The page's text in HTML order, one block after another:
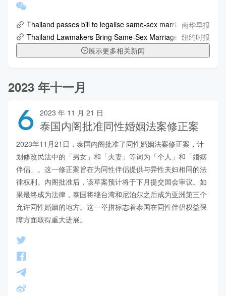
Thailand passes bill to legalise same-sex marriage南华早报
Thailand Lawmakers Bring Same-Sex Marriage a Crucial
纽约时报
展示更多相关新闻
2023 年十一月
6 2023 年 11 月 21 日
泰国内阁批准同性婚姻法案修正案
2023年11月21日，泰国内阁批准了同性婚姻法案修正案，计
划修改民法中的「男女」和「夫妻」等词为「个人」和「婚姻
伴侣」。这一修正案旨在为同性伴侣提供与异性夫妇相同的法
律权利。内阁批准后，该草案预计将于下月提交国会审议。如
果最终成为法律，泰国将继台湾和尼泊尔之后成为亚洲第三个
允许同性婚姻的地方。这一举措标志着泰国在同性伴侣权益保
障方面取得重大进展。